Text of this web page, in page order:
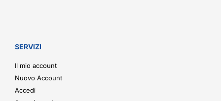
SERVIZI
Il mio account
Nuovo Account
Accedi